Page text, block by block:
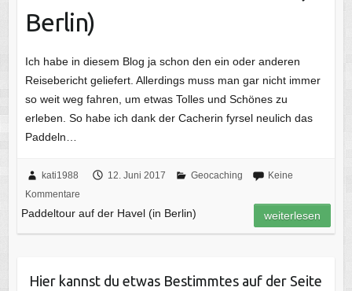
Berlin)
Ich habe in diesem Blog ja schon den ein oder anderen
Reisebericht geliefert. Allerdings muss man gar nicht immer
so weit weg fahren, um etwas Tolles und Schönes zu
erleben. So habe ich dank der Cacherin fyrsel neulich das
Paddeln…
kati1988 12. Juni 2017 Geocaching
Keine
Kommentare
Paddeltour auf der Havel (in Berlin) weiterlesen
Hier kannst du etwas Bestimmtes auf der Seite